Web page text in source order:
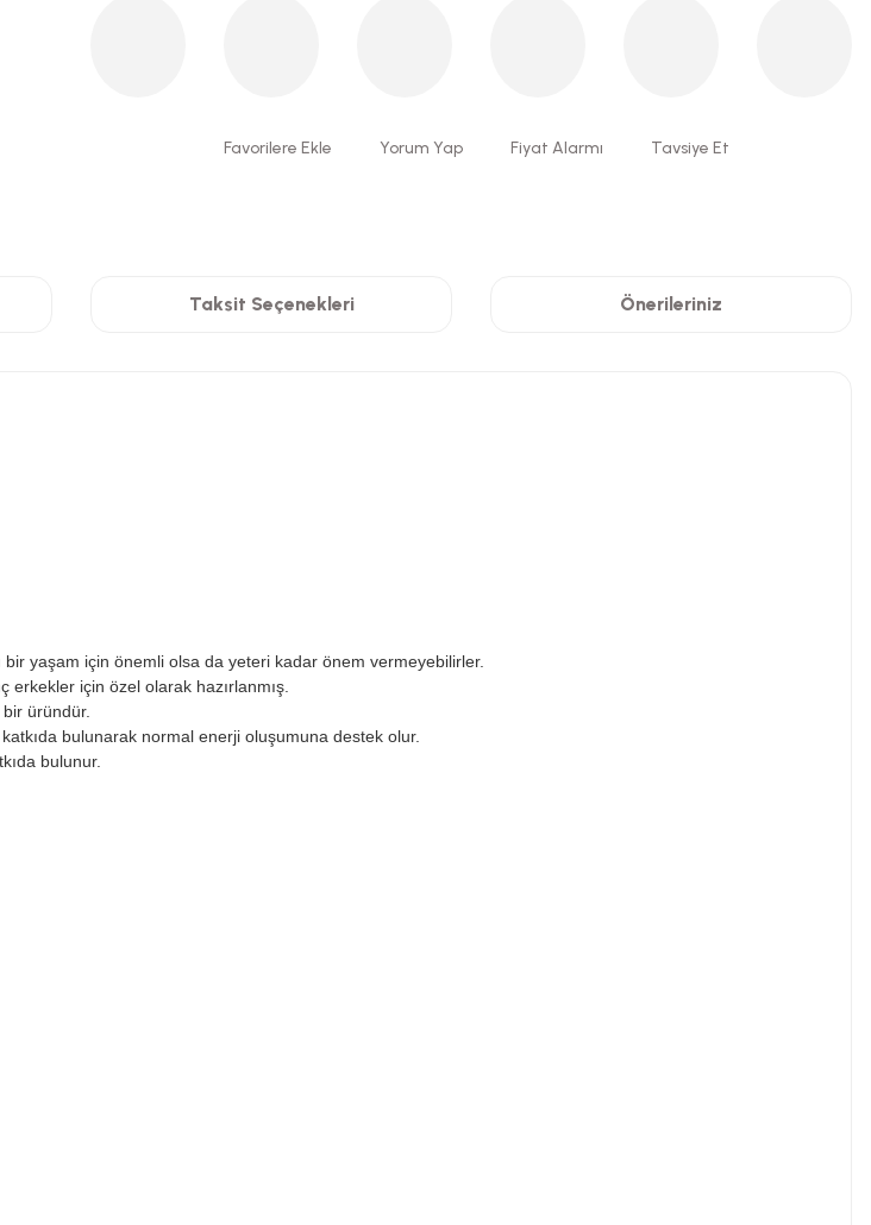
Yorum Yap Fiyat Alarmı Tavsiye Et
Taksit Seçenekleri Önerileriniz
bir yaşam için önemli olsa da yeteri kadar önem vermeyebilirler.
erkekler için özel olarak hazırlanmış.
üründür.
bulunarak normal enerji oluşumuna destek olur.
bulunur.